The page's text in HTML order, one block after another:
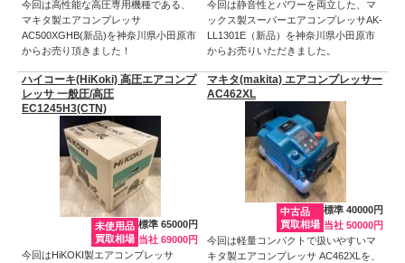
今回は高性能な高圧専用機種である、
マキタ製エアコンプレッサ
AC500XGHB(新品)を神奈川県小田原市
からお売り頂きました！
今回は静音性とパワーを両立した、マ
ックス製スーパーエアコンプレッサAK-
LL1301E（新品）を神奈川県小田原市
からお売りいただきました。
ハイコーキ(HiKoki) 高圧エアコンプ
レッサ 一般圧/高圧
EC1245H3(CTN)
未使用品
買取相場
標準 65000円
当社 69000円
今回はHiKOKI製エアコンプレッサ
マキタ(makita) エアコンプレッサー
AC462XL
中古品
買取相場
標準 40000円
当社 50000円
今回は軽量コンパクトで扱いやすいマ
キタ製エアコンプレッサ AC462XLを、